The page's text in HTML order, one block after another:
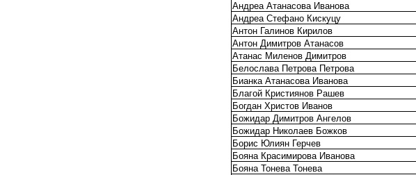
Андреа Атанасова Иванова
Андреа Стефано Кискуцу
Антон Галинов Кирилов
Антон Димитров Атанасов
Атанас Миленов Димитров
Белослава Петрова Петрова
Бианка Атанасова Иванова
Благой Кристиянов Рашев
Богдан Христов Иванов
Божидар Димитров Ангелов
Божидар Николаев Божков
Борис Юлиян Герчев
Бояна Красимирова Иванова
Бояна Тонева Тонева